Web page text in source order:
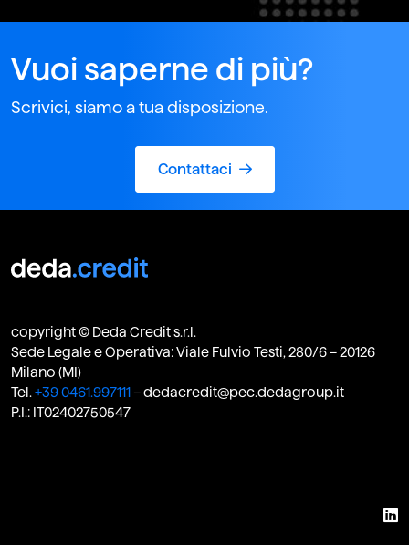
Vuoi saperne di più?
Scrivici, siamo a tua disposizione.
Contattaci
copyright © Deda Credit s.r.l.
Sede Legale e Operativa: Viale Fulvio Testi, 280/6 – 20126
Milano (MI)
Tel.+39 0461.997111– dedacredit@pec.dedagroup.it
P.I.: IT02402750547